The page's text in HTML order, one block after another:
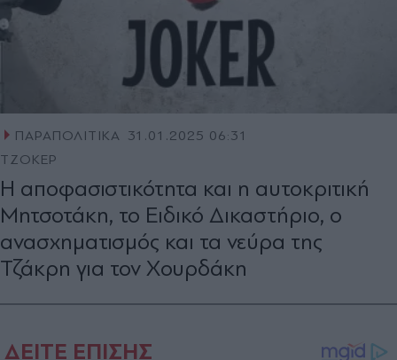
ΠΑΡΑΠΟΛΙΤΙΚΑ 31.01.2025 06:31
ΤΖΟΚΕΡ
Η αποφασιστικότητα και η αυτοκριτική
Μητσοτάκη, το Ειδικό Δικαστήριο, ο
ανασχηματισμός και τα νεύρα της
Τζάκρη για τον Χουρδάκη